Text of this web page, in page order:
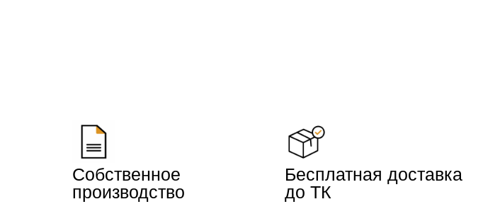
Собственное
производство
Бесплатная доставка
до ТК